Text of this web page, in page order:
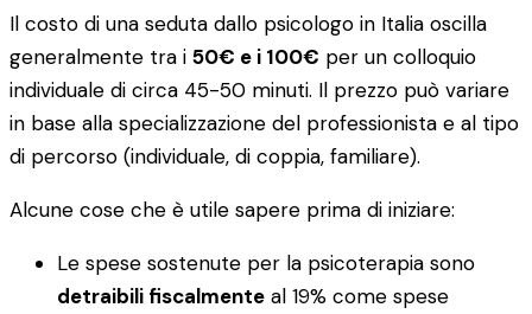
Il costo di una seduta dallo psicologo in Italia oscilla
generalmente tra i 50€ e i 100€ per un colloquio
individuale di circa 45-50 minuti. Il prezzo può variare
in base alla specializzazione del professionista e al tipo
di percorso (individuale, di coppia, familiare).
Alcune cose che è utile sapere prima di iniziare:
Le spese sostenute per la psicoterapia sono
detraibili fiscalmente al 19% come spese